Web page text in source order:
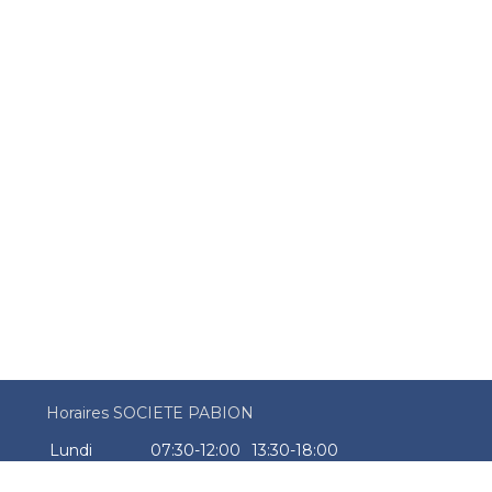
Horaires SOCIETE PABION
Lundi
07:30-12:00
13:30-18:00